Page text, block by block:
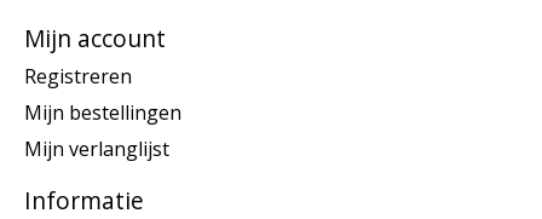
Mijn account
Registreren
Mijn bestellingen
Mijn verlanglijst
Informatie